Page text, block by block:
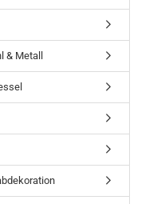
& Metall